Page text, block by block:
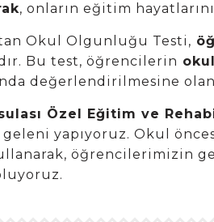
, onların eğitim
Okul Olgunluğu Testi,
Bu test, öğrencilerin
değerlendirilmesine
Özel Eğitim ve
yapıyoruz. Okul
öğrencilerimizin